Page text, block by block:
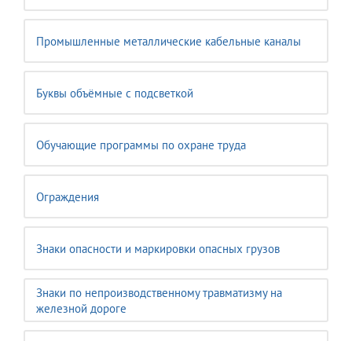
Промышленные металлические кабельные каналы
Буквы объёмные с подсветкой
Обучающие программы по охране труда
Ограждения
Знаки опасности и маркировки опасных грузов
Знаки по непроизводственному травматизму на
железной дороге